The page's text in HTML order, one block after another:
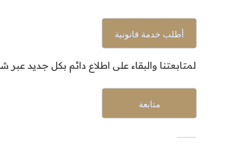
أطلب خدمة قانونية
لمتابعتنا والبقاء على اطلاع دائم بكل جديد عبر
متابعة